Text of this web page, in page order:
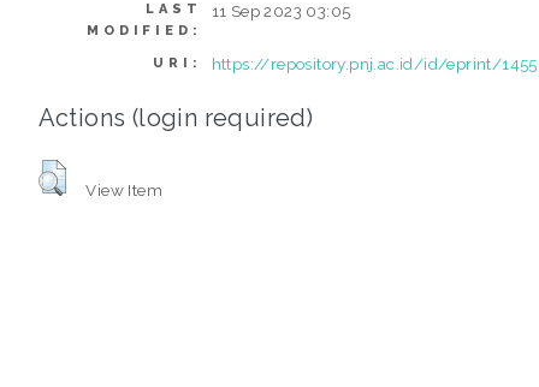
LAST
MODIFIED:
11 Sep 2023 03:05
URI: https://repository.pnj.ac.id/id/eprint/
Actions (login required)
View Item